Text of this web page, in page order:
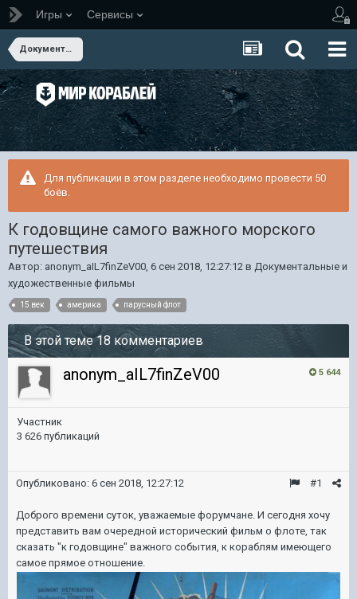
Игры Сервисы
Документальные и художественные фильмы
Для публикации в этом разделе необходимо провести 50
боёв.
К годовщине самого важного морского
путешествия
Автор: anonym_aIL7finZeV00, 6 сен 2018, 12:27:12 в Документальные и
художественные фильмы
15 век америка парусный флот
В этой теме 18 комментариев
5 644
anonym_aIL7finZeV00
Участник
3 626 публикаций
#1
Опубликовано: 6 сен 2018, 12:27:12
Доброго времени суток, уважаемые форумчане. И сегодня хочу
представить вам очередной исторический фильм о флоте, так
сказать "к годовщине" важного события, к кораблям имеющего
самое прямое отношение.